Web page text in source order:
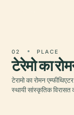
02 PLACE
टेरेमो का
टेरामो का रोमन
स्थायी सांस्कृतिक